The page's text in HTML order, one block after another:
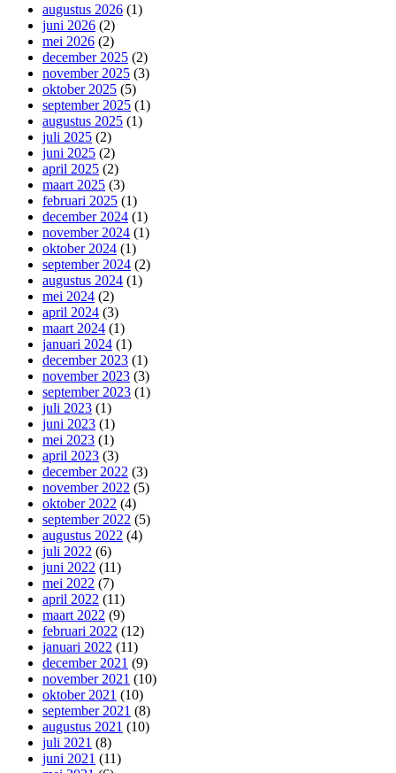
augustus 2026 (1)
juni 2026 (2)
mei 2026 (2)
december 2025 (2)
november 2025 (3)
oktober 2025 (5)
september 2025 (1)
augustus 2025 (1)
juli 2025 (2)
juni 2025 (2)
april 2025 (2)
maart 2025 (3)
februari 2025 (1)
december 2024 (1)
november 2024 (1)
oktober 2024 (1)
september 2024 (2)
augustus 2024 (1)
mei 2024 (2)
april 2024 (3)
maart 2024 (1)
januari 2024 (1)
december 2023 (1)
november 2023 (3)
september 2023 (1)
juli 2023 (1)
juni 2023 (1)
mei 2023 (1)
april 2023 (3)
december 2022 (3)
november 2022 (5)
oktober 2022 (4)
september 2022 (5)
augustus 2022 (4)
juli 2022 (6)
juni 2022 (11)
mei 2022 (7)
april 2022 (11)
maart 2022 (9)
februari 2022 (12)
januari 2022 (11)
december 2021 (9)
november 2021 (10)
oktober 2021 (10)
september 2021 (8)
augustus 2021 (10)
juli 2021 (8)
juni 2021 (11)